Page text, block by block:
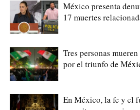
México presenta
17 muertes
Tres personas
por el triunfo de
En México, la fe y el